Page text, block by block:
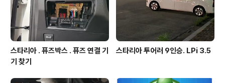
스타리아 . 퓨즈박스 . 퓨즈 연결 기
기 찾기
스타리아 투어러 9인승. LPi 3.5